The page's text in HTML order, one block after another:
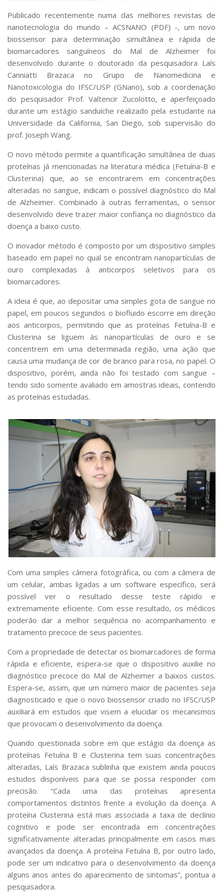
Bibliotecas
Apoio ao Estudante
Segurança, Trânsito e Prevenção
RH, Administrativo e Financeiro
Outros serviços
Comunicação
Assessorias e Mídias
Aplicativos e Sites
Jornal da USP
Agenda de Eventos
Defesa de Teses
Publicado recentemente numa das melhores revistas de
nanotecnologia do mundo – ACSNANO (PDF) -, um novo
biossensor para determinação simultânea e rápida de
biomarcadores sanguíneos do Mal de Alzheimer foi
desenvolvido durante o doutorado da pesquisadora Laís
Canniatti Brazaca no Grupo de Nanomedicina e
Nanotoxicologia do IFSC/USP (GNano), sob a coordenação
do pesquisador Prof. Valtencir Zucolotto, e aperfeiçoado
durante um estágio sanduíche realizado pela estudante na
Universidade da California, San Diego, sob supervisão do
prof. Joseph Wang.
O novo método permite a quantificação simultânea de duas
proteínas já mencionadas na literatura médica (Fetuína-B e
Clusterina) que, ao se encontrarem em concentrações
alteradas no sangue, indicam o possível diagnóstico do Mal
de Alzheimer. Combinado à outras ferramentas, o sensor
desenvolvido deve trazer maior confiança no diagnóstico da
doença a baixo custo.
O inovador método é composto por um dispositivo simples
baseado em papel no qual se encontram nanopartículas de
ouro complexadas à anticorpos seletivos para os
biomarcadores.
A ideia é que, ao depositar uma simples gota de sangue no
papel, em poucos segundos o biofluido escorre em direção
aos anticorpos, permitindo que as proteínas Fetuína-B e
Clusterina se liguem às nanopartículas de ouro e se
concentrem em uma determinada região, uma ação que
causa uma mudança de cor de branco para rosa, no papel. O
dispositivo, porém, ainda não foi testado com sangue –
tendo sido somente avaliado em amostras ideais, contendo
as proteínas estudadas.
Com uma simples câmera fotográfica, ou com a câmera de
um celular, ambas ligadas a um software específico, será
possível ver o resultado desse teste rápido e
extremamente eficiente. Com esse resultado, os médicos
poderão dar a melhor sequência no acompanhamento e
tratamento precoce de seus pacientes.
Com a propriedade de detectar os biomarcadores de forma
rápida e eficiente, espera-se que o dispositivo auxilie no
diagnóstico precoce do Mal de Alzheimer a baixos custos.
Espera-se, assim, que um número maior de pacientes seja
diagnosticado e que o novo biossensor criado no IFSC/USP
auxiliará em estudos que visem a elucidar os mecanismos
que provocam o desenvolvimento da doença.
Quando questionada sobre em que estágio da doença as
proteínas Fetuína B e Clusterina tem suas concentrações
alteradas, Laís Brazaca sublinha que existem ainda poucos
estudos disponíveis para que se possa responder com
precisão. “Cada uma das proteínas apresenta
comportamentos distintos frente a evolução da doença. A
proteína Clusterina está mais associada a taxa de declínio
cognitivo e pode ser encontrada em concentrações
significativamente alteradas principalmente em casos mais
avançados da doença. A proteína Fetuína B, por outro lado,
pode ser um indicativo para o desenvolvimento da doença
alguns anos antes do aparecimento de sintomas”, pontua a
pesquisadora.